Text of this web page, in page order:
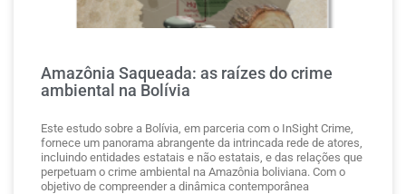
Amazônia Saqueada: as raízes do crime
ambiental na Bolívia
Este estudo sobre a Bolívia, em parceria com o InSight Crime,
fornece um panorama abrangente da intrincada rede de atores,
incluindo entidades estatais e não estatais, e das relações que
perpetuam o crime ambiental na Amazônia boliviana. Com o
objetivo de compreender a dinâmica contemporânea